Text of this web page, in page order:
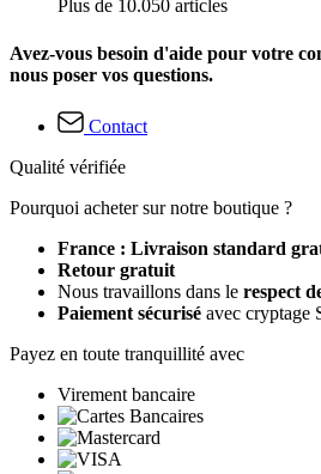
Plus de 10.050 articles
Avez-vous besoin d'aide pour votre
nous poser vos questions.
Contact
Qualité vérifiée
Pourquoi acheter sur notre boutique ?
France : Livraison standard
Retour gratuit
Nous travaillons dans le respect
Paiement sécurisé avec cryptage
Payez en toute tranquillité avec
Virement bancaire